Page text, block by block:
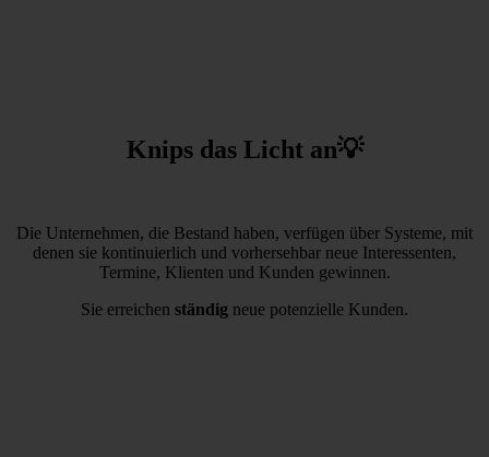
Knips das Licht an💡
Die Unternehmen, die Bestand haben, verfügen über Systeme, mit
denen sie kontinuierlich und vorhersehbar neue Interessenten,
Termine, Klienten und Kunden gewinnen.
Sie erreichen ständig neue potenzielle Kunden.